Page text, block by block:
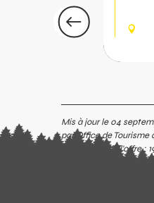
Mis à jour le 04
par Office de Tourisme
(Identifiant de l'offre :